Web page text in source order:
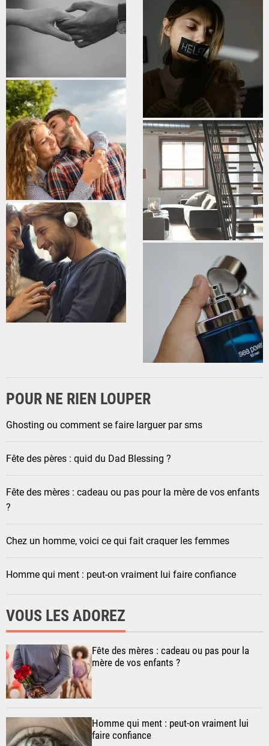
POUR NE RIEN LOUPER
Ghosting ou comment se faire larguer par sms
Fête des pères : quid du Dad Blessing ?
Fête des mères : cadeau ou pas pour la mère de vos enfants
?
Chez un homme, voici ce qui fait craquer les femmes
Homme qui ment : peut-on vraiment lui faire confiance
VOUS LES ADOREZ
Fête des mères : cadeau ou pas pour la
mère de vos enfants ?
Homme qui ment : peut-on vraiment lui
faire confiance